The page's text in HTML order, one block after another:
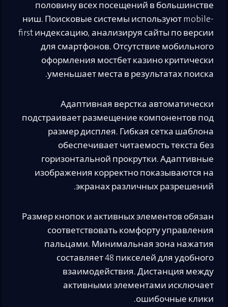
половину всех посещений в большинстве
ниш. Поисковые системы используют mobile-
first индексацию, анализируя сайты по версии
для смартфонов. Отсутствие мобильного
оформления мостбет казино критически
уменьшает места в результатах поиска.
Адаптивная верстка автоматически
подстраивает размещение компонентов под
размер дисплея. Гибкая сетка шаблона
обеспечивает читаемость текста без
горизонтальной прокрутки. Адаптивные
изображения корректно показываются на
экранах различных разрешений.
Размер кнопок и активных элементов обязан
соответствовать комфорту управления
пальцами. Минимальная зона нажатия
составляет 48 пикселей для удобного
взаимодействия. Дистанция между
активными элементами исключает
ошибочные клики.